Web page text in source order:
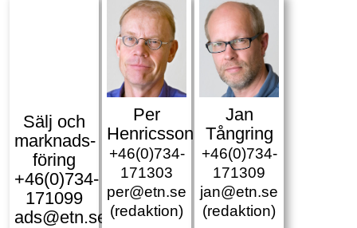
Sälj och
marknads­
föring
+46(0)734-
171099
ads@etn.se
Per
Henricsson
+46(0)734-
171303
per@etn.se
(redaktion)
Jan
Tångring
+46(0)734-
171309
jan@etn.se
(redaktion)